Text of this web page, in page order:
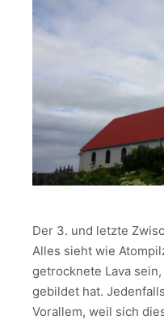
Der 3. und letzte
Alles sieht wie
getrocknete Lava
gebildet hat.
Vorallem, weil sich